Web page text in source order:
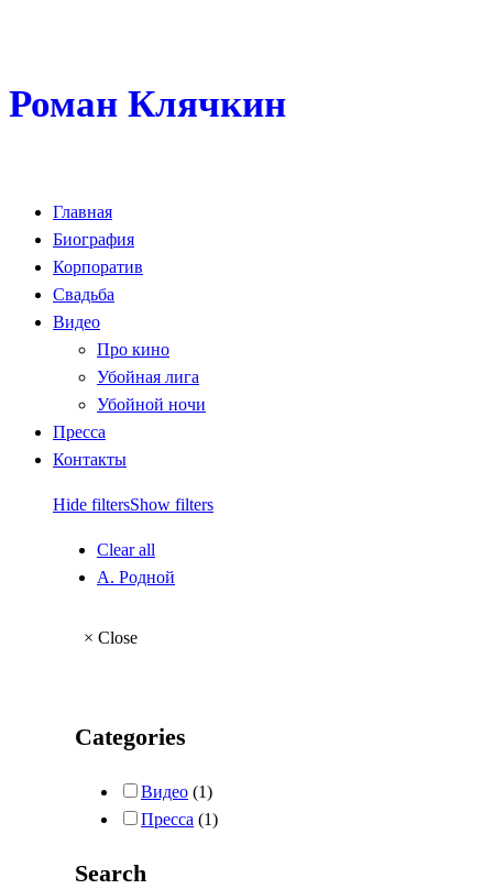
Роман Клячкин
Главная
Биография
Корпоратив
Свадьба
Видео
Про кино
Убойная лига
Убойной ночи
Пресса
Контакты
Hide filtersShow filters
Clear all
А. Родной
× Close
Categories
Видео (1)
Пресса (1)
Search